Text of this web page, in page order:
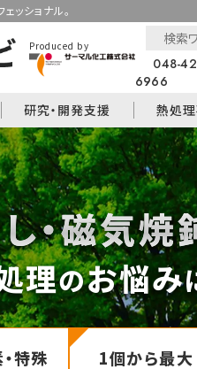
ショナル。
Produced by
048-
6966
研究・開発支援 熱処
・磁気焼
理のお悩み
特殊
1個から最大